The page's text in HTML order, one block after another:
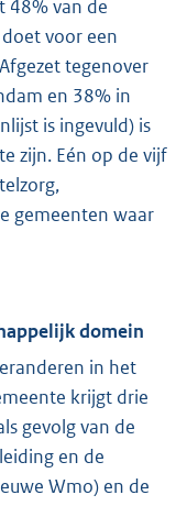
48% van de
voor een
tegenover
en 38% in
is ingevuld) is
zijn. Eén op de vijf
gemeenten waar
domein
in het
krijgt drie
gevolg van de
en de
Wmo) en de